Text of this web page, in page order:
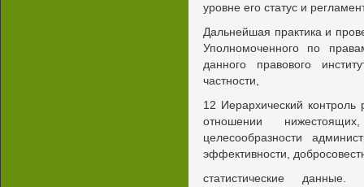
уровне его статус и
Дальнейшая практика и
Уполномоченного по
данного правового
частности,
12 Иерархический
отношении
целесообразности
эффективности,
статистические